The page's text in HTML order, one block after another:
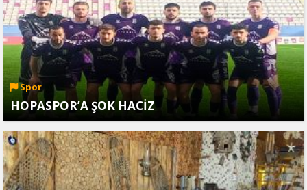
Spor
HOPASPOR’A ŞOK HACİZ